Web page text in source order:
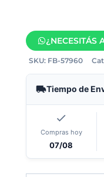
¿NECESITÁS
SKU: FB-57960
Tiempo de
Compras hoy
07/08